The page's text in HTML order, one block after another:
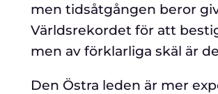
men tidsåtgången beror
Världsrekordet för att
men av förklarliga skäl är
Den Östra leden är mer